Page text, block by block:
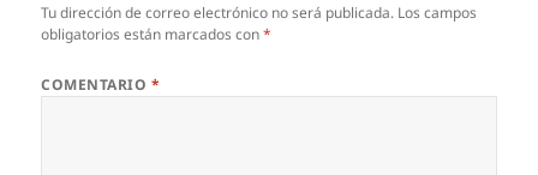
Tu dirección de correo electrónico no será publicada. Los campos
obligatorios están marcados con*
COMENTARIO *